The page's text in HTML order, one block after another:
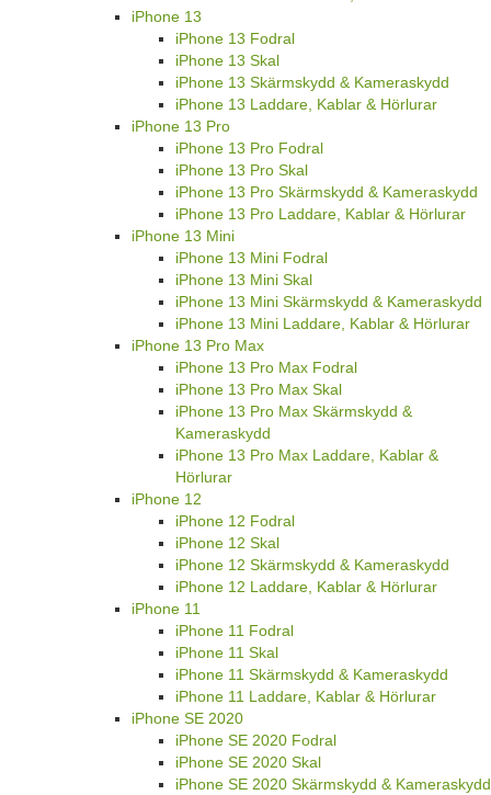
iPhone 13
iPhone 13 Fodral
iPhone 13 Skal
iPhone 13 Skärmskydd & Kameraskydd
iPhone 13 Laddare, Kablar & Hörlurar
iPhone 13 Pro
iPhone 13 Pro Fodral
iPhone 13 Pro Skal
iPhone 13 Pro Skärmskydd & Kameraskydd
iPhone 13 Pro Laddare, Kablar & Hörlurar
iPhone 13 Mini
iPhone 13 Mini Fodral
iPhone 13 Mini Skal
iPhone 13 Mini Skärmskydd & Kameraskydd
iPhone 13 Mini Laddare, Kablar & Hörlurar
iPhone 13 Pro Max
iPhone 13 Pro Max Fodral
iPhone 13 Pro Max Skal
iPhone 13 Pro Max Skärmskydd &
Kameraskydd
iPhone 13 Pro Max Laddare, Kablar &
Hörlurar
iPhone 12
iPhone 12 Fodral
iPhone 12 Skal
iPhone 12 Skärmskydd & Kameraskydd
iPhone 12 Laddare, Kablar & Hörlurar
iPhone 11
iPhone 11 Fodral
iPhone 11 Skal
iPhone 11 Skärmskydd & Kameraskydd
iPhone 11 Laddare, Kablar & Hörlurar
iPhone SE 2020
iPhone SE 2020 Fodral
iPhone SE 2020 Skal
iPhone SE 2020 Skärmskydd & Kameraskydd